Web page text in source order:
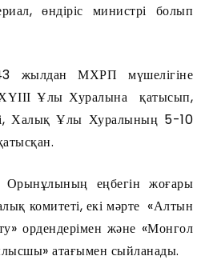
өндіріс министрі болып
жылдан МХРП мүшелігіне
Ұлы Хуралына қатысып,
Халық Ұлы Хуралының 5-10
Орынұлының еңбегін жоғары
комитеті, екі мәрте «Алтын
ордендерімен және «Монгол
атағымен сыйланады.